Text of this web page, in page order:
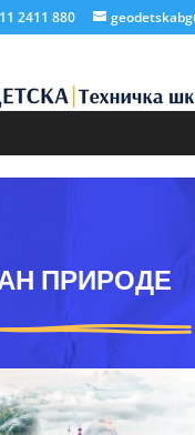
2411 880
ПРИРОДЕ